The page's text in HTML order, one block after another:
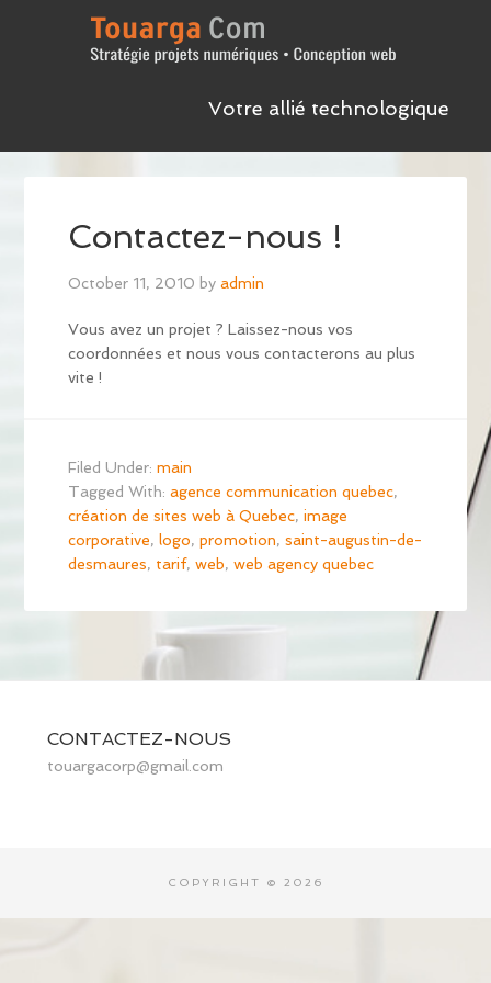
Votre allié technologique
Contactez-nous !
October 11, 2010 byadmin
Vous avez un projet ? Laissez-nous vos
coordonnées et nous vous contacterons au plus
vite !
Filed Under:main
Tagged With:agence communication quebec,
création de sites web à Quebec,image
corporative,logo,promotion,saint-augustin-de-
desmaures, tarif,web,web agency quebec
CONTACTEZ-NOUS
touargacorp@gmail.com
COPYRIGHT © 2026